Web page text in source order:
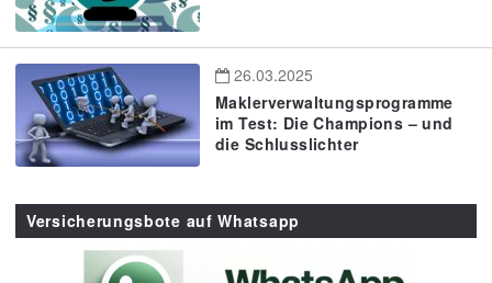
26.03.2025
Maklerverwaltungsprogramme
im Test: Die Champions – und
die Schlusslichter
Versicherungsbote auf Whatsapp